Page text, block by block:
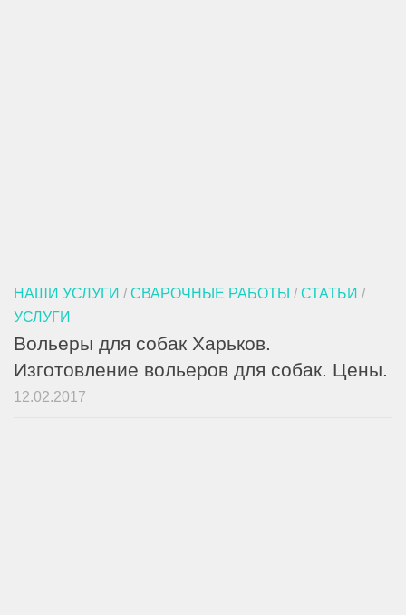
НАШИ УСЛУГИ / СВАРОЧНЫЕ РАБОТЫ / СТАТЬИ /
УСЛУГИ
Вольеры для собак Харьков.
Изготовление вольеров для собак. Цены.
12.02.2017